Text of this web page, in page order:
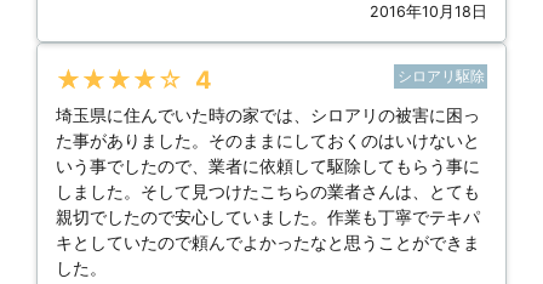
2016年10月18日
★★★★★ 4 シロアリ駆除
埼玉県に住んでいた時の家では、シロアリの被害に困っ
た事がありました。そのままにしておくのはいけないと
いう事でしたので、業者に依頼して駆除してもらう事に
しました。そして見つけたこちらの業者さんは、とても
親切でしたので安心していました。作業も丁寧でテキパ
キとしていたので頼んでよかったなと思うことができま
した。